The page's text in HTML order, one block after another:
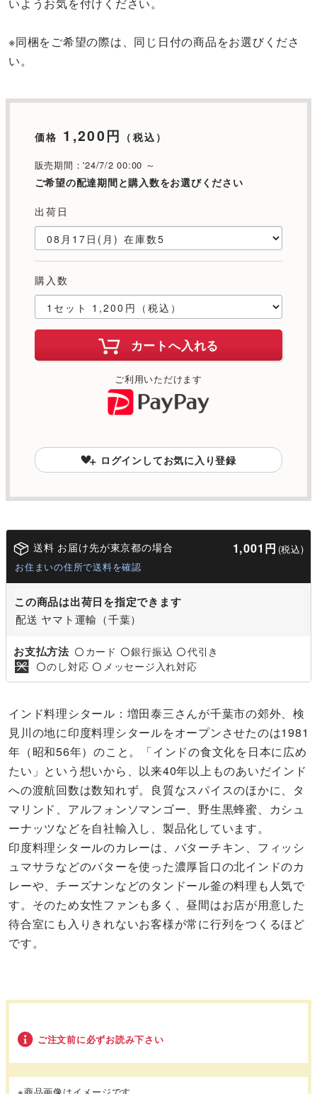
※同梱をご希望の際は、同じ日付の商品をお選びくださ
い。
価格 1,200円 （税込）
販売期間：'24/7/2 00:00 ～
ご希望の配達期間と購入数をお選びください
出荷日
購入数
カートへ入れる
ご利用いただけます
ログインしてお気に入り登録
送料 お届け先が東京都の場合 1,001円 (税込)
お住まいの住所で送料を確認
この商品は出荷日を指定できます
配送 ヤマト運輸（千葉）
お支払方法 〇 カード 〇銀行振込 〇代引き
〇のし対応 〇 メッセージ入れ対応
インド料理シタール：増田泰三さんが千葉市の郊外、検
見川の地に印度料理シタールをオープンさせたのは1981
年（昭和56年）のこと。「インドの食文化を日本に広め
たい」という想いから、以来40年以上ものあいだインド
への渡航回数は数知れず。良質なスパイスのほかに、タ
マリンド、アルフォンソマンゴー、野生黒蜂蜜、カシュ
ーナッツなどを自社輸入し、製品化しています。
印度料理シタールのカレーは、バターチキン、フィッシ
ュマサラなどのバターを使った濃厚旨口の北インドのカ
レーや、チーズナンなどのタンドール釜の料理も人気で
す。そのため女性ファンも多く、昼間はお店が用意した
待合室にも入りきれないお客様が常に行列をつくるほど
です。
ご注文前に必ずお読み下さい